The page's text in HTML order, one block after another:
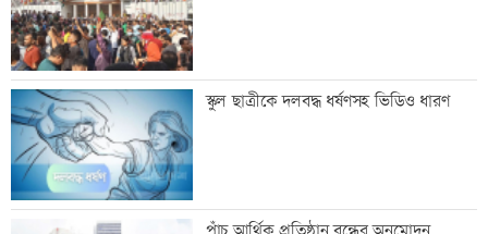
শাক ধুতে গিয়ে গৃহবধূর মৃত্যু
হাসিনার নির্দেশে সালাহউদ্দিন আহমদকে গুম
স্কুল ছাত্রীকে দলবদ্ধ ধর্ষণসহ ভিডিও ধারণ